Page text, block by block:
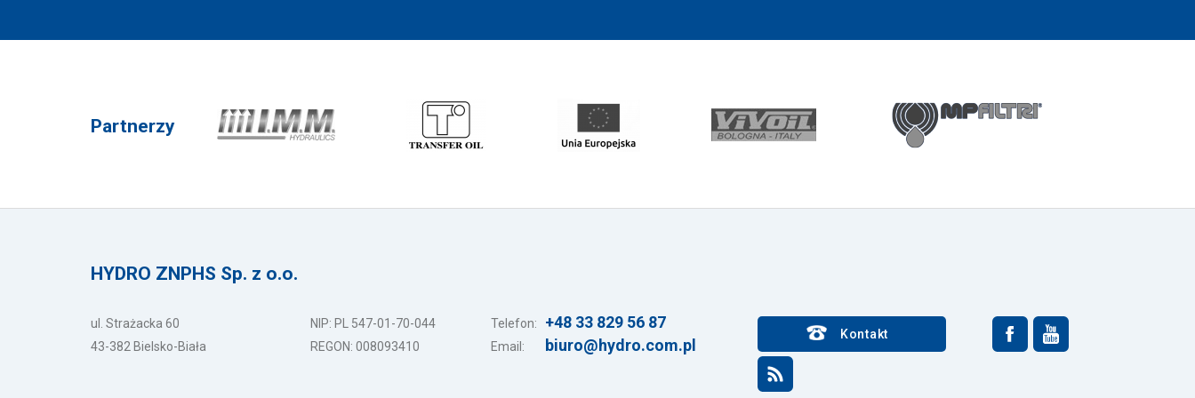
Partnerzy
HYDRO ZNPHS Sp. z o.o.
ul. Strażacka 60
43-382 Bielsko-Biała
NIP: PL 547-01-70-044
REGON: 008093410
Telefon: +48 33 829 56 87
Email: biuro@hydro.com.pl
Kontakt